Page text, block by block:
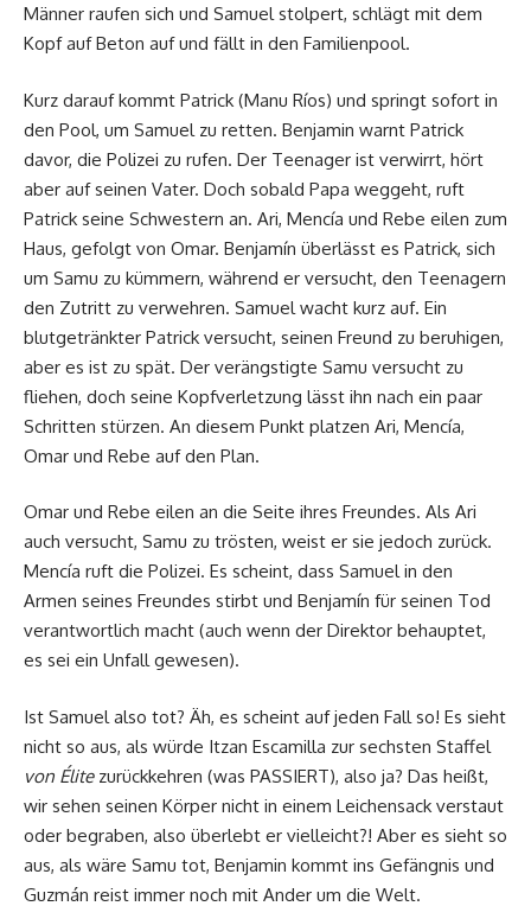
Männer raufen sich und Samuel stolpert, schlägt mit dem
Kopf auf Beton auf und fällt in den Familienpool.
Kurz darauf kommt Patrick (Manu Ríos) und springt sofort in
den Pool, um Samuel zu retten. Benjamin warnt Patrick
davor, die Polizei zu rufen. Der Teenager ist verwirrt, hört
aber auf seinen Vater. Doch sobald Papa weggeht, ruft
Patrick seine Schwestern an. Ari, Mencía und Rebe eilen zum
Haus, gefolgt von Omar. Benjamín überlässt es Patrick, sich
um Samu zu kümmern, während er versucht, den Teenagern
den Zutritt zu verwehren. Samuel wacht kurz auf. Ein
blutgetränkter Patrick versucht, seinen Freund zu beruhigen,
aber es ist zu spät. Der verängstigte Samu versucht zu
fliehen, doch seine Kopfverletzung lässt ihn nach ein paar
Schritten stürzen. An diesem Punkt platzen Ari, Mencía,
Omar und Rebe auf den Plan.
Omar und Rebe eilen an die Seite ihres Freundes. Als Ari
auch versucht, Samu zu trösten, weist er sie jedoch zurück.
Mencía ruft die Polizei. Es scheint, dass Samuel in den
Armen seines Freundes stirbt und Benjamín für seinen Tod
verantwortlich macht (auch wenn der Direktor behauptet,
es sei ein Unfall gewesen).
Ist Samuel also tot? Äh, es scheint auf jeden Fall so! Es sieht
nicht so aus, als würde Itzan Escamilla zur sechsten Staffel
von Élitezurückkehren (was PASSIERT), also ja? Das heißt,
wir sehen seinen Körper nicht in einem Leichensack verstaut
oder begraben, also überlebt er vielleicht?! Aber es sieht so
aus, als wäre Samu tot, Benjamin kommt ins Gefängnis und
Guzmán reist immer noch mit Ander um die Welt.